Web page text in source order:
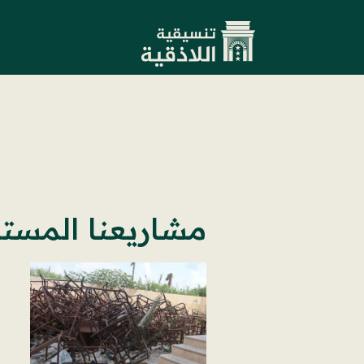
مشاريعنا